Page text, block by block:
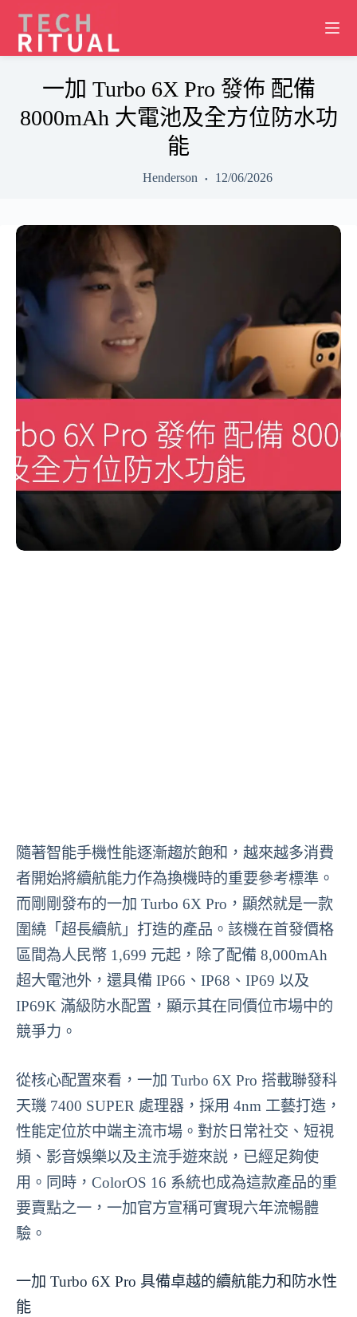
content
一加 Turbo 6X Pro 發佈 配備
8000mAh 大電池及全方位防水功
能
Henderson 12/06/2026
隨著智能手機性能逐漸趨於飽和，越來越多消費
者開始將續航能力作為換機時的重要參考標準。
而剛剛發布的一加 Turbo 6X Pro，顯然就是一款
圍繞「超長續航」打造的產品。該機在首發價格
區間為人民幣 1,699 元起，除了配備 8,000mAh
超大電池外，還具備 IP66、IP68、IP69 以及
IP69K 滿級防水配置，顯示其在同價位市場中的
競爭力。
從核心配置來看，一加 Turbo 6X Pro 搭載聯發科
天璣 7400 SUPER 處理器，採用 4nm 工藝打造，
性能定位於中端主流市場。對於日常社交、短視
頻、影音娛樂以及主流手遊來説，已經足夠使
用。同時，ColorOS 16 系統也成為這款產品的重
要賣點之一，一加官方宣稱可實現六年流暢體
驗。
一加 Turbo 6X Pro 具備卓越的續航能力和防水性
能